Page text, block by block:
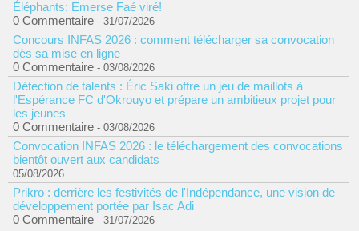
Éléphants: Emerse Faé viré!
0 Commentaire - 31/07/2026
Concours INFAS 2026 : comment télécharger sa convocation
dès sa mise en ligne
0 Commentaire - 03/08/2026
Détection de talents : Éric Saki offre un jeu de maillots à
l'Espérance FC d'Okrouyo et prépare un ambitieux projet pour
les jeunes
0 Commentaire - 03/08/2026
Convocation INFAS 2026 : le téléchargement des convocations
bientôt ouvert aux candidats
05/08/2026
Prikro : derrière les festivités de l'Indépendance, une vision de
développement portée par Isac Adi
0 Commentaire - 31/07/2026